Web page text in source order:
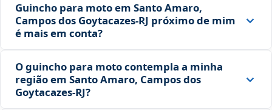
Guincho para moto em Santo Amaro,
Campos dos Goytacazes‑RJ próximo de mim
é mais em conta?
O guincho para moto contempla a minha
região em Santo Amaro, Campos dos
Goytacazes‑RJ?